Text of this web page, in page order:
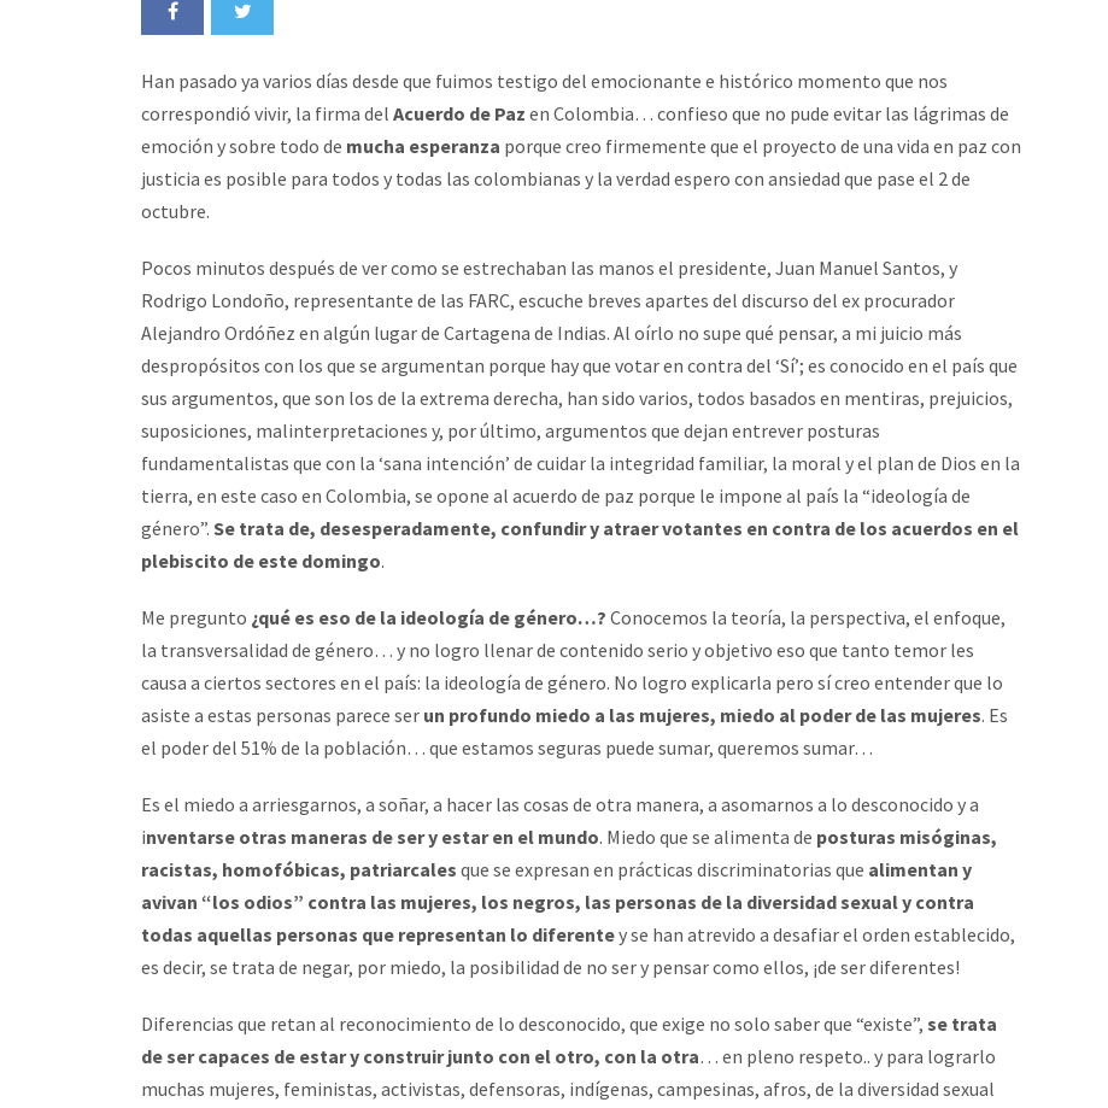
Han pasado ya varios días desde que fuimos testigo del emocionante e histórico momento que nos
correspondió vivir, la firma del Acuerdo de Paz en Colombia… confieso que no pude evitar las lágrimas de
emoción y sobre todo de mucha esperanza porque creo firmemente que el proyecto de una vida en paz con
justicia es posible para todos y todas las colombianas y la verdad espero con ansiedad que pase el 2 de
octubre.
Pocos minutos después de ver como se estrechaban las manos el presidente, Juan Manuel Santos, y
Rodrigo Londoño, representante de las FARC, escuche breves apartes del discurso del ex procurador
Alejandro Ordóñez en algún lugar de Cartagena de Indias. Al oírlo no supe qué pensar, a mi juicio más
despropósitos con los que se argumentan porque hay que votar en contra del ‘Sí’; es conocido en el país que
sus argumentos, que son los de la extrema derecha, han sido varios, todos basados en mentiras, prejuicios,
suposiciones, malinterpretaciones y, por último, argumentos que dejan entrever posturas
fundamentalistas que con la ‘sana intención’ de cuidar la integridad familiar, la moral y el plan de Dios en la
tierra, en este caso en Colombia, se opone al acuerdo de paz porque le impone al país la “ideología de
género”. Se trata de, desesperadamente, confundir y atraer votantes en contra de los acuerdos en el
plebiscito de este domingo.
Me pregunto ¿qué es eso de la ideología de género…? Conocemos la teoría, la perspectiva, el enfoque,
la transversalidad de género… y no logro llenar de contenido serio y objetivo eso que tanto temor les
causa a ciertos sectores en el país: la ideología de género. No logro explicarla pero sí creo entender que lo
asiste a estas personas parece ser un profundo miedo a las mujeres, miedo al poder de las mujeres. Es
el poder del 51% de la población… que estamos seguras puede sumar, queremos sumar…
Es el miedo a arriesgarnos, a soñar, a hacer las cosas de otra manera, a asomarnos a lo desconocido y a
inventarse otras maneras de ser y estar en el mundo. Miedo que se alimenta de posturas misóginas,
racistas, homofóbicas, patriarcales que se expresan en prácticas discriminatorias que alimentan y
avivan “los odios” contra las mujeres, los negros, las personas de la diversidad sexual y contra
todas aquellas personas que representan lo diferentey se han atrevido a desafiar el orden establecido,
es decir, se trata de negar, por miedo, la posibilidad de no ser y pensar como ellos, ¡de ser diferentes!
Diferencias que retan al reconocimiento de lo desconocido, que exige no solo saber que “existe”, se trata
de ser capaces de estar y construir junto con el otro, con la otra… en pleno respeto.. y para lograrlo
muchas mujeres, feministas, activistas, defensoras, indígenas, campesinas, afros, de la diversidad sexual